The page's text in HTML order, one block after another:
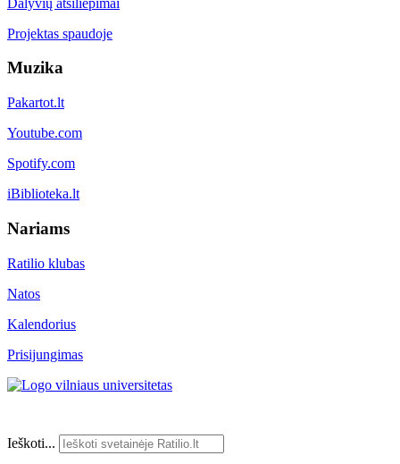
Projektas spaudoje
Muzika
Pakartot.lt
Youtube.com
Spotify.com
iBiblioteka.lt
Nariams
Ratilio klubas
Natos
Kalendorius
Prisijungimas
Ieškoti...